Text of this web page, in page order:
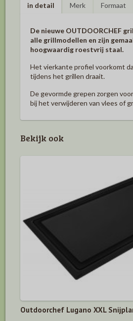
in detail Merk Formaat
De nieuwe OUTDOORCHEF
alle grillmodellen en zijn
hoogwaardig roestvrij staal.
Het vierkante profiel voorkomt
tijdens het grillen draait.
De gevormde grepen zorgen
bij het verwijderen van vlees of
Bekijk ook
Outdoorchef Lugano XXL